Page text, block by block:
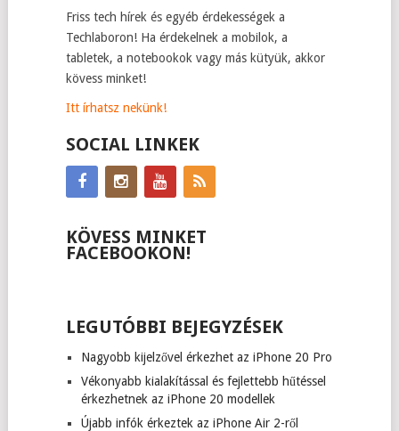
Friss tech hírek és egyéb érdekességek a
Techlaboron! Ha érdekelnek a mobilok, a
tabletek, a notebookok vagy más kütyük, akkor
kövess minket!
Itt írhatsz nekünk!
SOCIAL LINKEK
KÖVESS MINKET
FACEBOOKON!
LEGUTÓBBI BEJEGYZÉSEK
Nagyobb kijelzővel érkezhet az iPhone 20 Pro
Vékonyabb kialakítással és fejlettebb hűtéssel
érkezhetnek az iPhone 20 modellek
Újabb infók érkeztek az iPhone Air 2-ről